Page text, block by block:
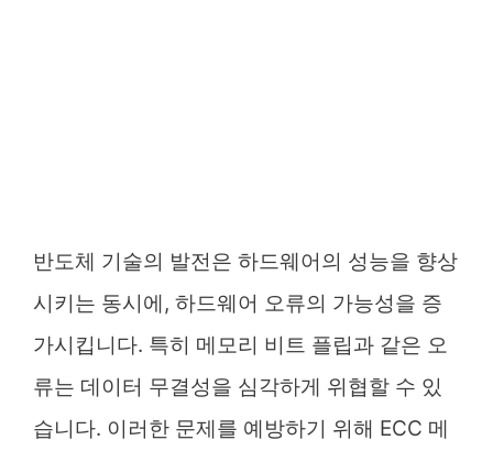
반도체 기술의 발전은 하드웨어의 성능을 향상
시키는 동시에, 하드웨어 오류의 가능성을 증
가시킵니다. 특히 메모리 비트 플립과 같은 오
류는 데이터 무결성을 심각하게 위협할 수 있
습니다. 이러한 문제를 예방하기 위해 ECC 메